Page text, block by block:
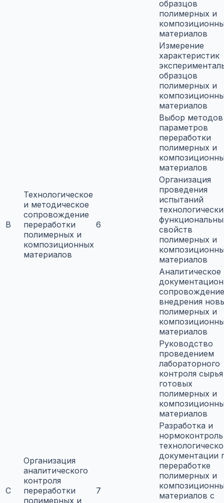
образцов
полимерных и
материалов
Измерение
характеристик
образцов
полимерных и
материалов
B
Технологическое
и методическое
сопровождение
переработки
полимерных и
композиционных
материалов
6
Выбор
параметров
переработки
полимерных и
материалов
Организация
проведения
испытаний
свойств
полимерных и
материалов
Аналитическое
сопровождение
внедрения
полимерных и
материалов
C
Организация
аналитического
контроля
переработки
полимерных и
7
Руководство
проведением
лабораторного
контроля
готовых
полимерных и
материалов
Разработка и
нормоконтроль
документации
переработке
полимерных и
материалов с